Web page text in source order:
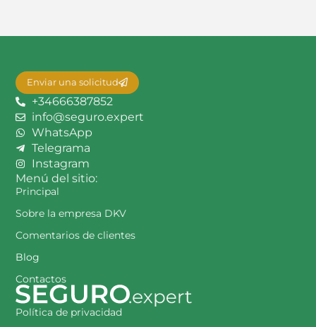
Política de privacidad
Menú del sitio:
Principal
Sobre la empresa DKV
Comentarios de clientes
Blog
Contactos
Enviar una solicitud
+34666387852
info@seguro.expert
WhatsApp
Telegrama
Instagram